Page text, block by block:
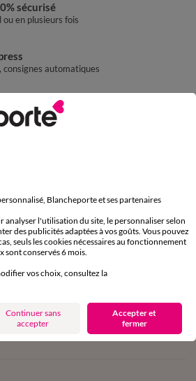
sécurisé
ou en plusieurs fois
consignes automatiques
Mondial Relay uniquement
11€ Offerts
à la newsletter
votre email de confirmation
Blancheporte et ses partenaires
analyser l'utilisation du site, le personnaliser selon
des publicités adaptées à vos goûts. Vous pouvez
seuls les cookies nécessaires au fonctionnement
sont conservés 6 mois.
vos choix, consultez la
Continuer sans
accepter
Accepter et
fermer